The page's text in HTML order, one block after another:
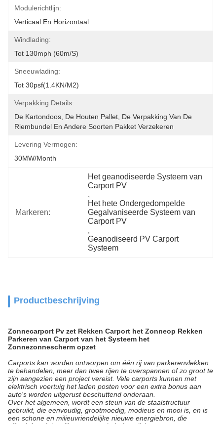
Modulerichtlijn:
Verticaal En Horizontaal
Windlading:
Tot 130mph (60m/s)
Sneeuwlading:
Tot 30psf(1.4KN/m2)
Verpakking Details:
De Kartondoos, De Houten Pallet, De Verpakking Van De
Riembundel En Andere Soorten Pakket Verzekeren
Levering Vermogen:
30MW/month
Markeren:
Het geanodiseerde Systeem van
Carport PV
,
Het hete Ondergedompelde
Gegalvaniseerde Systeem van
Carport PV
,
Geanodiseerd PV Carport
Systeem
Productbeschrijving
Zonnecarport Pv zet Rekken Carport het Zonneop Rekken
Parkeren van Carport van het Systeem het
Zonnezonnescherm opzet
Carports kan worden ontworpen om één rij van parkerenvlekken
te behandelen, meer dan twee rijen te overspannen of zo groot te
zijn aangezien een project vereist. Vele carports kunnen met
elektrisch voertuig het laden posten voor een extra bonus aan
auto's worden uitgerust beschuttend onderaan.
Over het algemeen, wordt een steun van de staalstructuur
gebruikt, die eenvoudig, grootmoedig, modieus en mooi is, en is
een schone en milieuvriendelijke nieuwe energiebron, die